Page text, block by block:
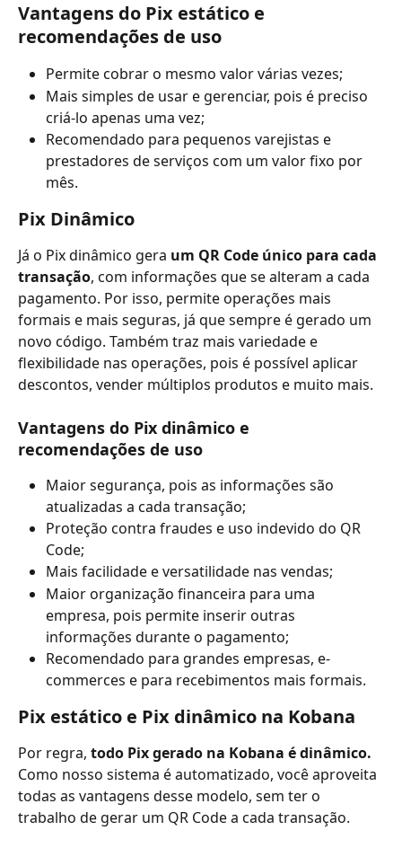
Vantagens do Pix estático e
recomendações de uso
Permite cobrar o mesmo valor várias vezes;
Mais simples de usar e gerenciar, pois é preciso
criá-lo apenas uma vez;
Recomendado para pequenos varejistas e
prestadores de serviços com um valor fixo por
mês.
Pix Dinâmico
Já o Pix dinâmico gera um QR Code único para cada
transação, com informações que se alteram a cada
pagamento. Por isso, permite operações mais
formais e mais seguras, já que sempre é gerado um
novo código. Também traz mais variedade e
flexibilidade nas operações, pois é possível aplicar
descontos, vender múltiplos produtos e muito mais.
Vantagens do Pix dinâmico e
recomendações de uso
Maior segurança, pois as informações são
atualizadas a cada transação;
Proteção contra fraudes e uso indevido do QR
Code;
Mais facilidade e versatilidade nas vendas;
Maior organização financeira para uma
empresa, pois permite inserir outras
informações durante o pagamento;
Recomendado para grandes empresas, e-
commerces e para recebimentos mais formais.
Pix estático e Pix dinâmico na Kobana
Por regra, todo Pix gerado na Kobana é dinâmico.
Como nosso sistema é automatizado, você aproveita
todas as vantagens desse modelo, sem ter o
trabalho de gerar um QR Code a cada transação.